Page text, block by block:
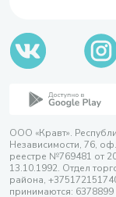
ООО «Кравт».
Независимости, 76,
реестре №769481 от
13.10.1992. Отдел
района,
принимаются: